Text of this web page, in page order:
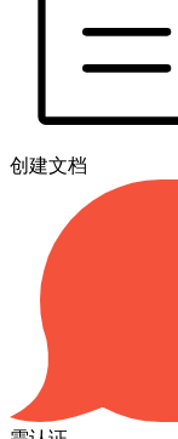
创建文档